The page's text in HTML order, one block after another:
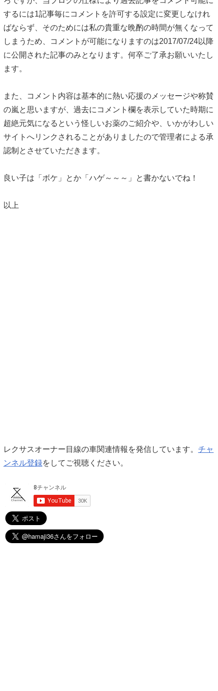
するには1記事毎にコメントを許可する設定に変更しなけれ
ばならず、そのためには私の貴重な晩酌の時間が無くなって
しまうため、コメントが可能になりますのは2017/07/24以降
に公開された記事のみとなります。何卒ご了承お願いいたし
ます。
また、コメント内容は基本的に熱い応援のメッセージや称賛
の嵐と思いますが、過去にコメント欄を表示していた時期に
超絶元気になるという怪しいお薬のご紹介や、いかがわしい
サイトへリンクされることがありましたので管理者による承
認制とさせていただきます。
良い子は「ボケ」とか「ハゲ～～～」と書かないでね！
以上
レクサスオーナー目線の車関連情報を発信しています。 チャ
ンネル登録をしてご視聴ください。